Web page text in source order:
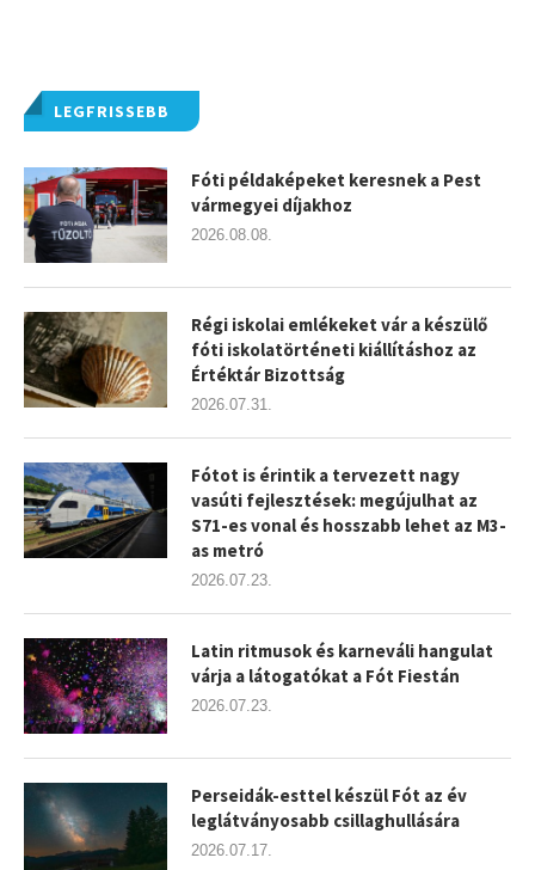
LEGFRISSEBB
Fóti példaképeket keresnek a Pest
vármegyei díjakhoz
2026.08.08.
Régi iskolai emlékeket vár a készülő
fóti iskolatörténeti kiállításhoz az
Értéktár Bizottság
2026.07.31.
Fótot is érintik a tervezett nagy
vasúti fejlesztések: megújulhat az
S71-es vonal és hosszabb lehet az M3-
as metró
2026.07.23.
Latin ritmusok és karneváli hangulat
várja a látogatókat a Fót Fiestán
2026.07.23.
Perseidák-esttel készül Fót az év
leglátványosabb csillaghullására
2026.07.17.